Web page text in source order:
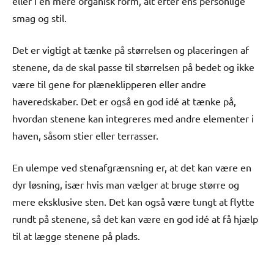
smag og stil.
Det er vigtigt at tænke på størrelsen og placeringen af
stenene, da de skal passe til størrelsen på bedet og ikke
være til gene for plæneklipperen eller andre
haveredskaber. Det er også en god idé at tænke på,
hvordan stenene kan integreres med andre elementer i
haven, såsom stier eller terrasser.
En ulempe ved stenafgrænsning er, at det kan være en
dyr løsning, især hvis man vælger at bruge større og
mere eksklusive sten. Det kan også være tungt at flytte
rundt på stenene, så det kan være en god idé at få hjælp
til at lægge stenene på plads.